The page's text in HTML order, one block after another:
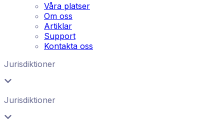
Våra platser
Om oss
Artiklar
Support
Kontakta oss
Jurisdiktioner
Jurisdiktioner